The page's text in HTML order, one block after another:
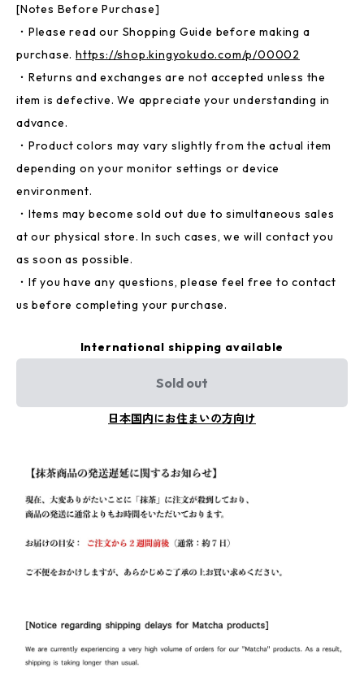
[Notes Before Purchase]
・Please read our Shopping Guide before making a
purchase.https://shop.kingyokudo.com/p/00002
・Returns and exchanges are not accepted unless the
item is defective. We appreciate your understanding in
advance.
・Product colors may vary slightly from the actual item
depending on your monitor settings or device
environment.
・Items may become sold out due to simultaneous sales
at our physical store. In such cases, we will contact you
as soon as possible.
・If you have any questions, please feel free to contact
us before completing your purchase.
International shipping available
Sold out
日本国内にお住まいの方向け